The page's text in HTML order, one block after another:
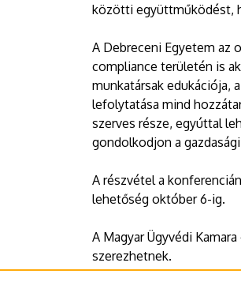
közötti együttműködést,
A Debreceni Egyetem az
compliance területén is
munkatársak edukációja,
lefolytatása mind
szerves része, egyúttal
gondolkodjon a
A részvétel a
lehetőség október 6-ig.
A Magyar Ügyvédi
szerezhetnek.